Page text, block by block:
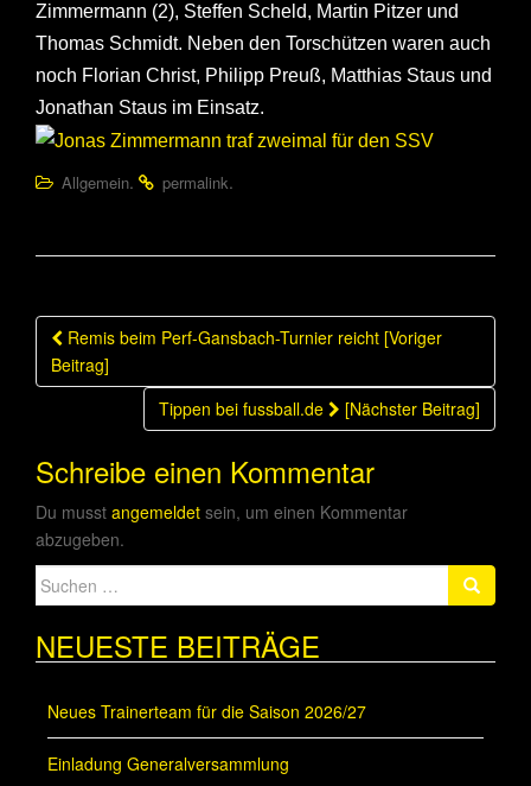
Zimmermann (2), Steffen Scheld, Martin Pitzer und
Thomas Schmidt. Neben den Torschützen waren auch
noch Florian Christ, Philipp Preuß, Matthias Staus und
Jonathan Staus im Einsatz.
Allgemein. permalink.
Beitragsnavigation
Remis beim Perf-Gansbach-Turnier reicht [Voriger
Beitrag]
Tippen bei fussball.de
[Nächster Beitrag]
Schreibe einen Kommentar
Du musst angemeldet sein, um einen Kommentar
abzugeben.
Suche
nach:
NEUESTE BEITRÄGE
Neues Trainerteam für die Saison 2026/27
Einladung Generalversammlung